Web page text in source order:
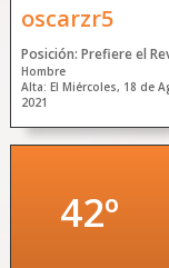
oscarzr5
Posición: Prefiere el
Hombre
Alta: El Miércoles, 18 de
2021
42º